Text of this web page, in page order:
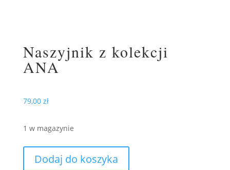
Naszyjnik z kolekcji
ANA
79,00 zł
1 w magazynie
Naszyjnik
Dodaj do koszyka